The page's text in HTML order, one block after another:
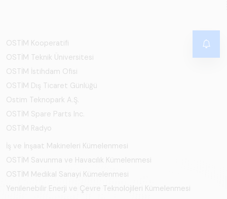
OSTİM Kooperatifi
OSTİM Teknik Üniversitesi
OSTİM İstihdam Ofisi
OSTİM Dış Ticaret Günlüğü
Ostim Teknopark A.Ş.
OSTİM Spare Parts Inc.
OSTİM Radyo
İş ve İnşaat Makineleri Kümelenmesi
OSTİM Savunma ve Havacılık Kümelenmesi
OSTİM Medikal Sanayi Kümelenmesi
Yenilenebilir Enerji ve Çevre Teknolojileri Kümelenmesi